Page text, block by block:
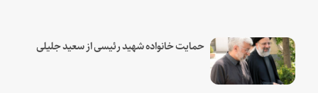
حمایت خانواده شهید رئیسی از سعید جلیلی